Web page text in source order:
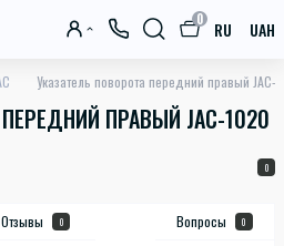
0 RU UAH
Указатель поворота передний правый JAC-
ПРАВЫЙ JAC-1020
0
Отзывы 0 Вопросы 0